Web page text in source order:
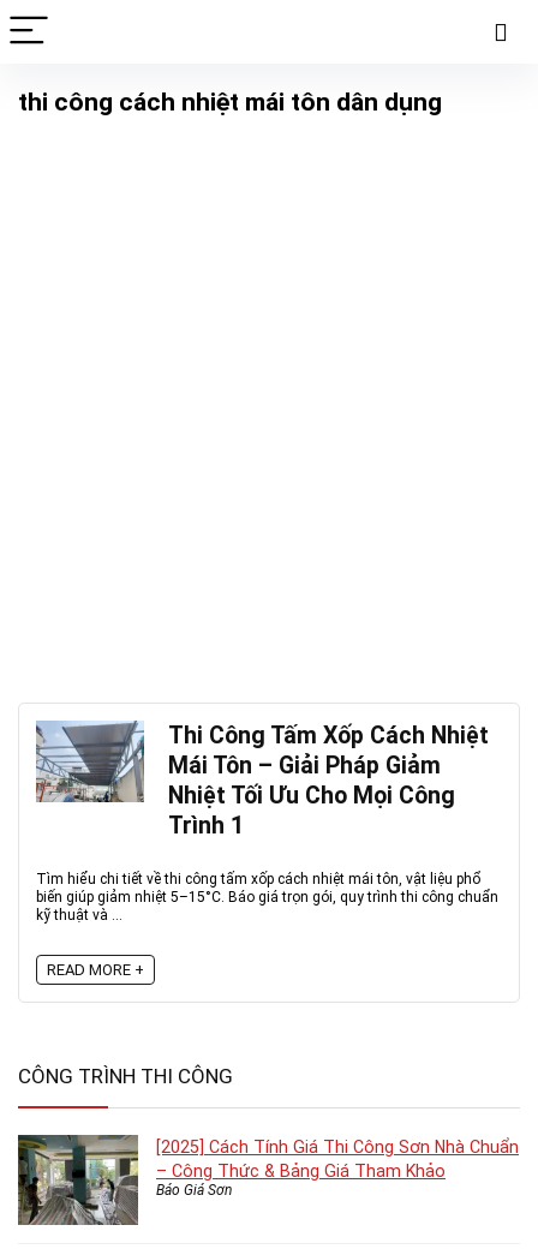
thi công cách nhiệt mái tôn dân dụng
Thi Công Tấm Xốp Cách Nhiệt
Mái Tôn – Giải Pháp Giảm
Nhiệt Tối Ưu Cho Mọi Công
Trình 1
Tìm hiểu chi tiết về thi công tấm xốp cách nhiệt mái tôn, vật liệu phổ
biến giúp giảm nhiệt 5–15°C. Báo giá trọn gói, quy trình thi công chuẩn
kỹ thuật và ...
READ MORE +
CÔNG TRÌNH THI CÔNG
[2025] Cách Tính Giá Thi Công Sơn Nhà Chuẩn
– Công Thức & Bảng Giá Tham Khảo
Báo Giá Sơn